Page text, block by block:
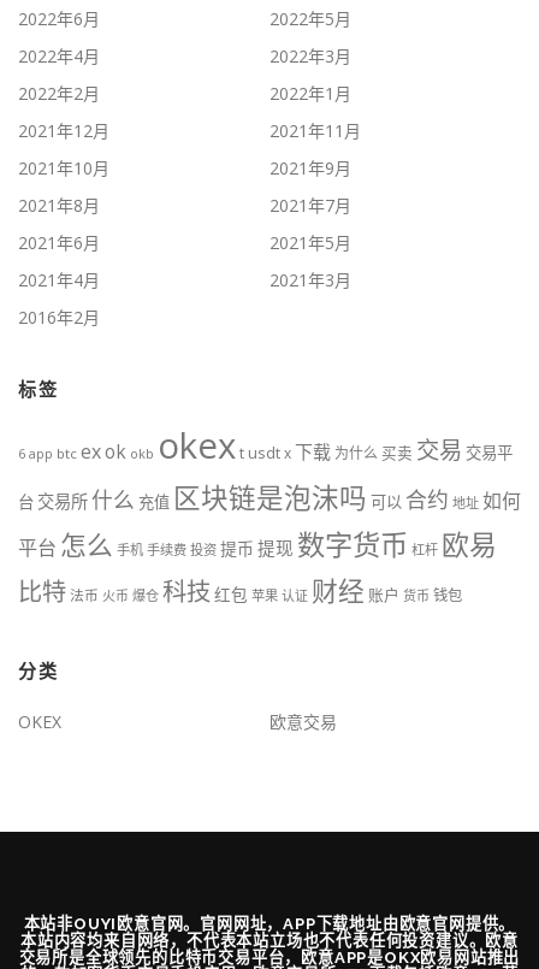
2022年6月
2022年5月
2022年4月
2022年3月
2022年2月
2022年1月
2021年12月
2021年11月
2021年10月
2021年9月
2021年8月
2021年7月
2021年6月
2021年5月
2021年4月
2021年3月
2016年2月
标签
6 app btc exok okb okext usdtx下载 为什么 买卖 交易 交易平
台 交易所 什么 充值 区块链是泡沫吗 可以 合约 地址 如何
平台 怎么 手机 手续费 投资 提币 提现 数字货币 杠杆 欧易
比特法币 火币 爆仓 科技 红包 苹果 认证 财经 账户 货币 钱包
分类
OKEX 欧意交易
本站非OUYI欧意官网。官网网址，APP下载地址由欧意官网提供。
本站内容均来自网络，不代表本站立场也不代表任何投资建议。欧意
交易所是全球领先的比特币交易平台，欧意APP是OKX欧易网站推出